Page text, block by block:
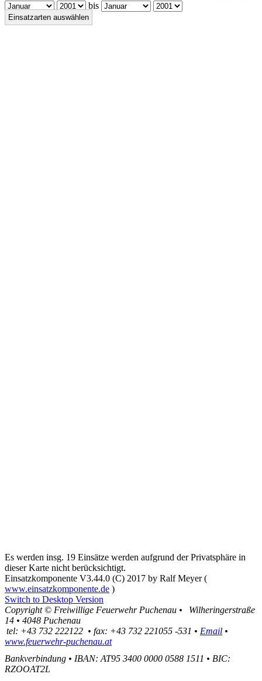
bis
Einsatzarten auswählen
Es werden insg. 19 Einsätze werden aufgrund der Privatsphäre in
dieser Karte nicht berücksichtigt.
Einsatzkomponente V3.44.0 (C) 2017 by Ralf Meyer (
www.einsatzkomponente.de )
Switch to Desktop Version
Copyright © Freiwillige Feuerwehr Puchenau •
Wilheringerstraße
14 • 4048 Puchenau
tel: +43 732 222122 • fax: +43 732 221055 -531 • Email •
www.feuerwehr-puchenau.at
Bankverbindung • IBAN: AT95 3400 0000 0588 1511 • BIC:
RZOOAT2L